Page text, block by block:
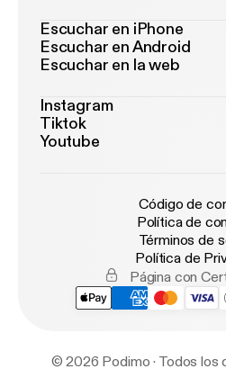
Escuchar en iPhone
Escuchar en Android
Escuchar en la web
Instagram
Tiktok
Youtube
Código de
Política de
Términos de
Política de
Página con
© 2026 Podimo · Todos los